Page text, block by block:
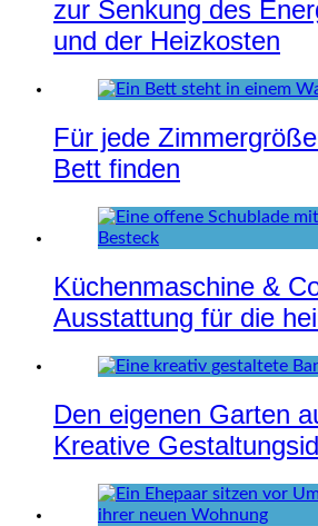
zur Senkung des
und der Heizkosten
Für jede
Bett finden
Küchenmaschine &
Ausstattung für die
Den eigenen Garten
Kreative